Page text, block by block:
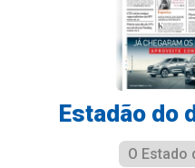
Estadão do
O Estado